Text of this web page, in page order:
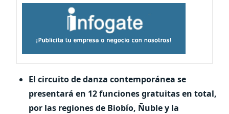
El circuito de danza contemporánea se
presentará en 12 funciones gratuitas en total,
por las regiones de Biobío, Ñuble y la